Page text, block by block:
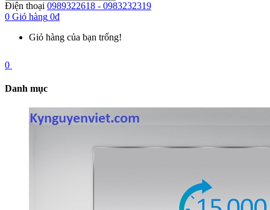
Điện thoại 0989322618 - 0983232319
0 Giỏ hàng 0đ
Giỏ hàng của bạn trống!
0
Danh mục